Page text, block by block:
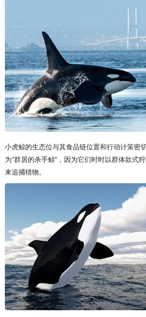
小虎鲸的生态位与其食品链位置和行动计策密
为"群居的杀手鲸"，因为它们时时以群体款式
来追捕猎物。